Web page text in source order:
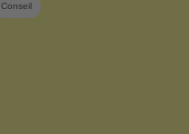
Conseil